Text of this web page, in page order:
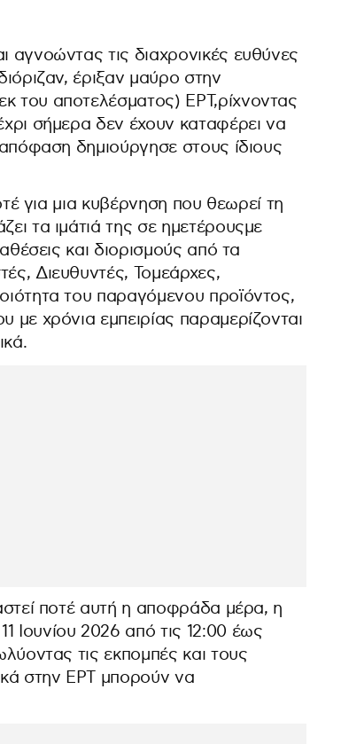
τις διαχρονικές ευθύνες
έριξαν μαύρο στην
αποτελέσματος) ΕΡΤ,ρίχνοντας
σήμερα δεν έχουν καταφέρει να
δημιούργησε στους ίδιους
για μια κυβέρνηση που θεωρεί τη
τα ιμάτιά της σε ημετέρουςμε
και διορισμούς από τα
Διευθυντές, Τομεάρχες,
του παραγόμενου προϊόντος,
χρόνια εμπειρίας παραμερίζονται
ποτέ αυτή η αποφράδα μέρα, η
2026 από τις 12:00 έως
τις εκπομπές και τους
στην ΕΡΤ μπορούν να